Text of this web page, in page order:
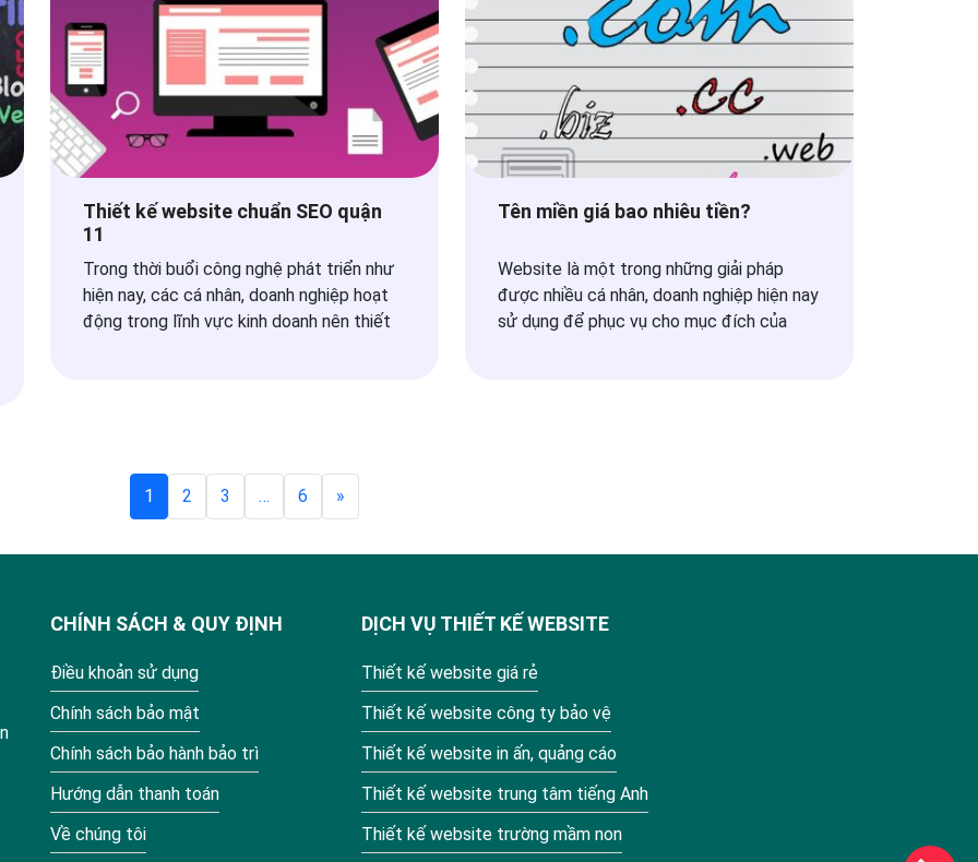
Thiết kế website chuẩn SEO quận
11
Trong thời buổi công nghệ phát triển như
hiện nay, các cá nhân, doanh nghiệp hoạt
động trong lĩnh vực kinh doanh nên thiết
Tên miền giá bao nhiêu tiền?
Website là một trong những giải pháp
được nhiều cá nhân, doanh nghiệp hiện nay
sử dụng để phục vụ cho mục đích của
Phân
viết
1 2 3 … 6 »
CHÍNH SÁCH & QUY ĐỊNH
Điều khoản sử dụng
Chính sách bảo mật
Chính sách bảo hành bảo trì
Hướng dẫn thanh toán
Về chúng tôi
DỊCH VỤ THIẾT KẾ WEBSITE
Thiết kế website giá rẻ
Thiết kế website công ty bảo vệ
Thiết kế website in ấn, quảng cáo
Thiết kế website trung tâm tiếng Anh
Thiết kế website trường mầm non